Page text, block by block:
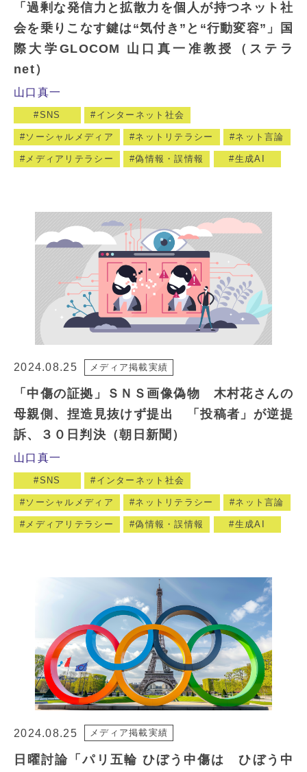
「過剰な発信力と拡散力を個人が持つネット社
会を乗りこなす鍵は“気付き”と“行動変容”」国
際大学GLOCOM 山口真一准教授（ステラ
net）
山口真一
SNS インターネット社会
ソーシャルメディア ネットリテラシー ネット言論
メディアリテラシー 偽情報・誤情報 生成AI
2024.08.25 メディア掲載実績
「中傷の証拠」ＳＮＳ画像偽物 木村花さんの
母親側、捏造見抜けず提出 「投稿者」が逆提
訴、３０日判決（朝日新聞）
山口真一
SNS インターネット社会
ソーシャルメディア ネットリテラシー ネット言論
メディアリテラシー 偽情報・誤情報 生成AI
2024.08.25 メディア掲載実績
日曜討論「パリ五輪 ひぼう中傷は ひぼう中